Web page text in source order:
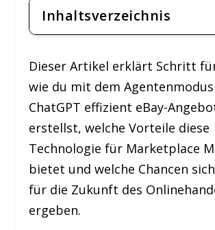
Inhaltsverzeichnis
Dieser Artikel erklärt Schritt
wie du mit dem
ChatGPT effizient eBay-
erstellst, welche Vorteile diese
Technologie für Marketplace
bietet und welche Chancen
für die Zukunft des
ergeben.